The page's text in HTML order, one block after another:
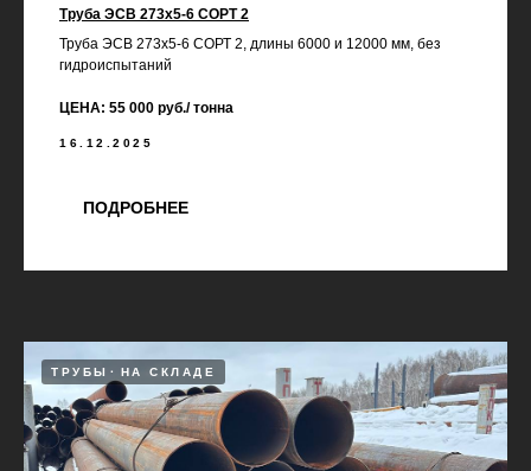
Труба ЭСВ 273х5-6 СОРТ 2
Труба ЭСВ 273х5-6 СОРТ 2, длины 6000 и 12000 мм, без
гидроиспытаний
ЦЕНА: 55 000 руб./ тонна
16.12.2025
ПОДРОБНЕЕ
ТРУБЫ НА СКЛАДЕ